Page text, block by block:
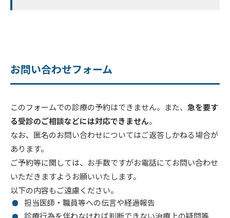
お問い合わせフォーム
このフォームでの診療の予約はできません。また、 急を要す
る受診のご相談などには対応できません。
なお、匿名のお問い合わせについてはご返答しかねる場合が
あります。
ご予約等に関しては、お手数ですがお電話にてお問い合わせ
いただきますようお願いいたします。
以下の内容もご遠慮ください。
担当医師・職員等への伝言や経過報告
診療行為を伴わなければ判断できない治療上の疑問等